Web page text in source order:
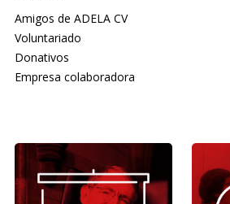
Amigos de ADELA CV
Voluntariado
Donativos
Empresa colaboradora